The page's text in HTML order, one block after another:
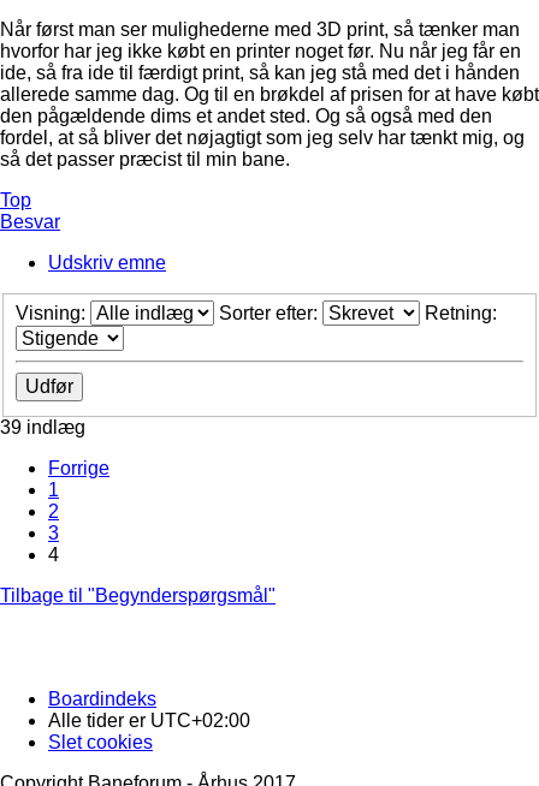
Når først man ser mulighederne med 3D print, så tænker man
hvorfor har jeg ikke købt en printer noget før. Nu når jeg får en
ide, så fra ide til færdigt print, så kan jeg stå med det i hånden
allerede samme dag. Og til en brøkdel af prisen for at have købt
den pågældende dims et andet sted. Og så også med den
fordel, at så bliver det nøjagtigt som jeg selv har tænkt mig, og
så det passer præcist til min bane.
Top
Besvar
Udskriv emne
Visning: Sorter efter: Retning:
39 indlæg
Forrige
1
2
3
4
Tilbage til "Begynderspørgsmål"
Boardindeks
Alle tider er UTC+02:00
Slet cookies